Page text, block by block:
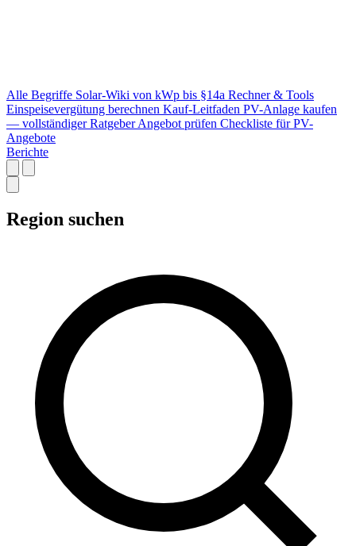
Alle Begriffe Solar-Wiki von kWp bis §14a Rechner & Tools
Einspeisevergütung berechnen Kauf-Leitfaden PV-Anlage kaufen
— vollständiger Ratgeber Angebot prüfen Checkliste für PV-
Angebote
Berichte
Region suchen